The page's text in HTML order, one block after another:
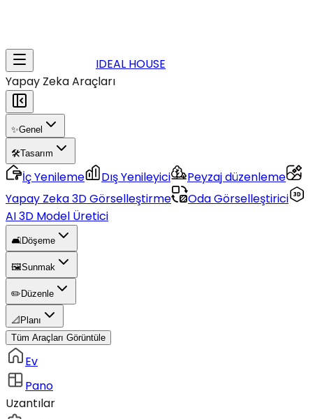
IDEAL HOUSE
Yapay Zeka Araçları
✨Genel
🛠️Tasarım
İç Yenileme Dış Yenileyici
Peyzaj düzenleme
Yapay Zeka 3D Görselleştirme
Oda Görselleştirici
AI 3D Model Üretici
🛋️Döşeme
🖼️Sunmak
✏️ Düzenle
📐 Planı
Tüm Araçları Görüntüle
Ev
Pano
Uzantılar